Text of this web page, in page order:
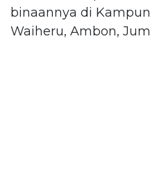
binaannya di
Waiheru, Ambon,